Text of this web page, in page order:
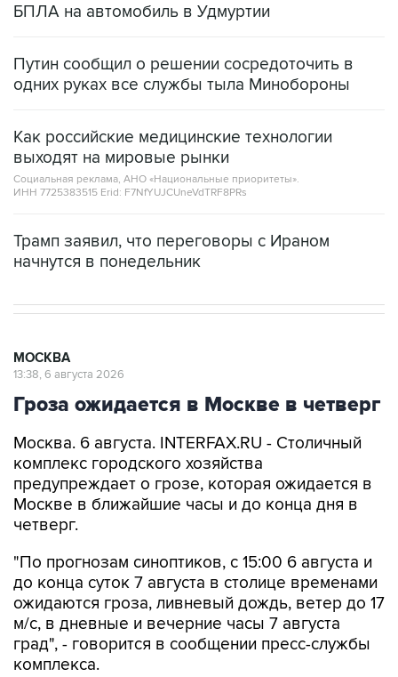
БПЛА на автомобиль в Удмуртии
Путин сообщил о решении сосредоточить в
одних руках все службы тыла Минобороны
Как российские медицинские технологии
выходят на мировые рынки
Социальная реклама, АНО «Национальные приоритеты».
ИНН 7725383515 Erid: F7NfYUJCUneVdTRF8PRs
Трамп заявил, что переговоры с Ираном
начнутся в понедельник
МОСКВА
13:38, 6 августа 2026
Гроза ожидается в Москве в четверг
Москва. 6 августа. INTERFAX.RU - Столичный
комплекс городского хозяйства
предупреждает о грозе, которая ожидается в
Москве в ближайшие часы и до конца дня в
четверг.
"По прогнозам синоптиков, с 15:00 6 августа и
до конца суток 7 августа в столице временами
ожидаются гроза, ливневый дождь, ветер до 17
м/с, в дневные и вечерние часы 7 августа
град", - говорится в сообщении пресс-службы
комплекса.